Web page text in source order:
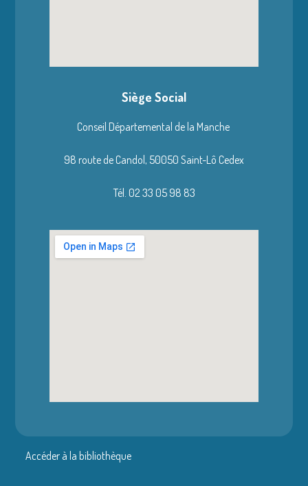
Siège Social
Conseil Départemental de la Manche
98 route de Candol, 50050 Saint-Lô Cedex
Tél. 02 33 05 98 83
Accéder à la bibliothèque